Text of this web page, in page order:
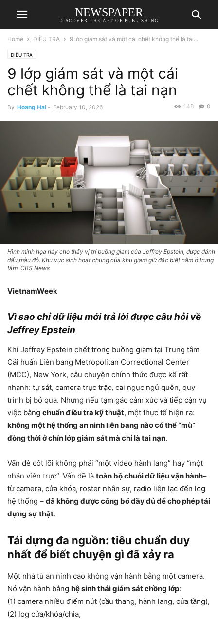
NEWSPAPER
DISCOVER THE ART OF PUBLISHING
Home ĐIỀU TRA 9 lớp giám sát và một cái chết không thể là tai...
ĐIỀU TRA
9 lớp giám sát và một cái
chết không thể là tai nạn
By Hoang Hai - February 10, 2026 0
148
Hình minh họa này cho thấy vị trí buồng giam của Jeffrey Epstein, được đánh
dấu màu đỏ. Khu vực sinh hoạt chung của khu giam giữ đặc biệt nằm ở trung
tâm. CBS News
VietnamWeek
Vì sao chỉ dữ liệu mới trả lời được câu hỏi về
Jeffrey Epstein
Khi Jeffrey Epstein chết trong buồng giam tại Trung tâm
Cải huấn Liên bang Metropolitan Correctional Center
(MCC), New York, câu chuyện chính thức được kể rất
nhanh: tự sát, camera trục trặc, cai ngục ngủ quên, quy
trình bị bỏ qua. Nhưng nếu tạm gác cảm xúc và tiếp cận vụ
việc bằng chuẩn điều tra kỹ thuật, một thực tế hiện ra:
không một hệ thống an ninh liên bang nào có thể “mù”
đồng thời ở chín lớp giám sát mà chỉ là tai nạn.
Vấn đề cốt lõi không phải “một video hành lang” hay “một
nhân viên trực”. Vấn đề là toàn bộ chuỗi dữ liệu vận hành–
từ camera, cửa khóa, roster nhân sự, radio liên lạc đến log
hệ thống – đã không được công bố đầy đủ để cho phép tái
dựng sự thật.
Tái dựng đa nguồn: tiêu chuẩn duy
nhất để biết chuyện gì đã xảy ra
Một nhà tù an ninh cao không vận hành bằng một camera.
Nó vận hành bằng hệ sinh thái giám sát chồng lớp:
(1) camera nhiều điểm nút (cầu thang, hành lang, cửa tầng),
(2) log cửa/khóa/chìa,